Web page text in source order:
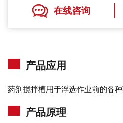
在线咨询
产品应用
药剂搅拌槽用于浮选作业前的各种
产品原理